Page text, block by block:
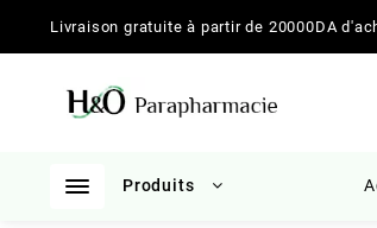
Livraison gratuite à partir de 20000DA
Produits